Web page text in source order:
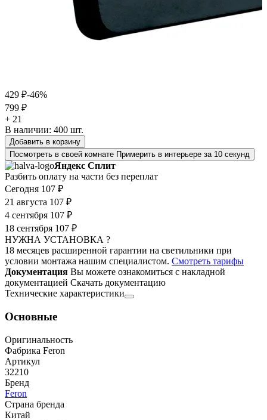
429 ₽-46%
799 ₽
+ 21
В наличии: 400 шт.
Добавить в корзину
Посмотреть в своей комнате Примерить в интерьере за 10 секунд
Яндекс Сплит
Разбить оплату на части без переплат
Сегодня 107 ₽
21 августа 107 ₽
4 сентября 107 ₽
18 сентября 107 ₽
НУЖНА УСТАНОВКА ?
18 месяцев расширенной гарантии на светильники при
условии монтажа нашим специалистом. Смотреть тарифы
Документация Вы можете ознакомиться с накладной
документацией Скачать документацию
Технические характеристики
Основные
Оригинальность
Фабрика Feron
Артикул
32210
Бренд
Feron
Страна бренда
Китай